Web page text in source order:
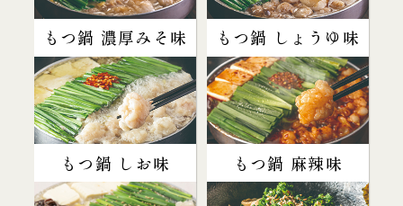
もつ鍋 濃厚みそ味 もつ鍋 しょうゆ味
もつ鍋 しお味 もつ鍋 麻辣味